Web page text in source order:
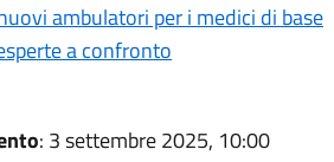
ambulatori per i medici di base
a confronto
: 3 settembre 2025, 10:00